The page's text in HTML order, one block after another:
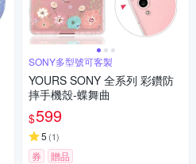
SONY多型號可客製
YOURS SONY 全系列 彩鑽防
摔手機殼-蝶舞曲
$599
5 (1)
券 贈品